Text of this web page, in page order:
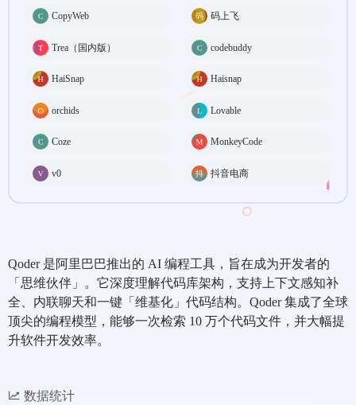
CopyWeb 码上飞
Trea（国内版） codebuddy
HaiSnap Haisnap
orchids Lovable
Coze MonkeyCode
v0 抖音电商
Qoder 是阿里巴巴推出的 AI 编程工具，旨在成为开发者的
「思维伙伴」。它深度理解代码库架构，支持上下文感知补
全、内联聊天和一键「维基化」代码结构。Qoder 集成了全球
顶尖的编程模型，能够一次检索 10 万个代码文件，并大幅提
升软件开发效率。
数据统计